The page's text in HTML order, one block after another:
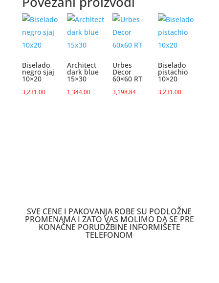
Biselado
negro sjaj
10×20
3,231.00
Architect
dark blue
15×30
1,344.00
Urbes
Decor
60×60 RT
3,198.84
Biselado
pistachio
10×20
3,231.00
SVE CENE I PAKOVANJA ROBE SU PODLOŽNE
PROMENAMA I ZATO VAS MOLIMO DA SE PRE
KONAČNE PORUDŽBINE INFORMIŠETE
TELEFONOM